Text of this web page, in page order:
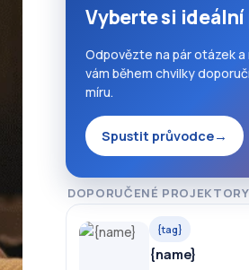
Vyberte si
Odpovězte na pár otázek a
vám během chvilky
míru.
Spustit průvodce→
DOPORUČENÉ PROJEKTORY
{tag}
{name}